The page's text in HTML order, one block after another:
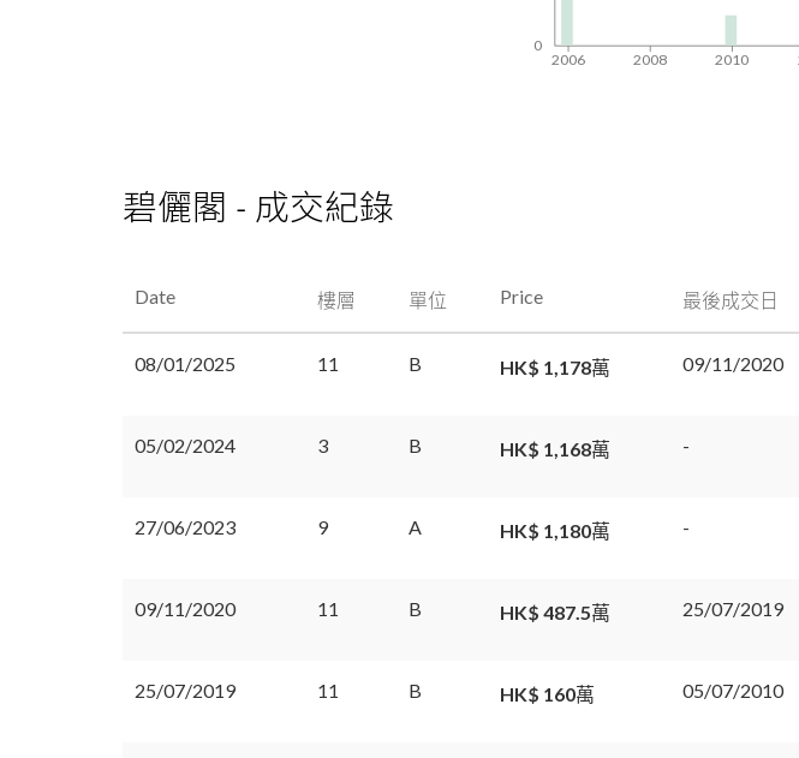
2006 2008 2010
0
碧儷閣 - 成交紀錄
Date 樓層 單位 Price 最後成交日
08/01/2025 11 B HK$ 1,178萬 09/11/2020
05/02/2024 3 B HK$ 1,168萬 -
27/06/2023 9 A HK$ 1,180萬 -
09/11/2020 11 B HK$ 487.5萬 25/07/2019
25/07/2019 11 B HK$ 160萬 05/07/2010